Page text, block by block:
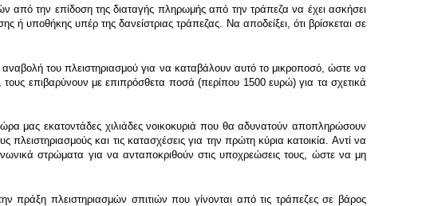
από την επίδοση της διαταγής πληρωμής από την τράπεζα να έχει ασκήσει
υποθήκης υπέρ της δανείστριας τράπεζας. Να αποδείξει, ότι βρίσκεται σε
αναβολή του πλειστηριασμού για να καταβάλουν αυτό το μικροποσό, ώστε να
επιβαρύνουν με επιπρόσθετα ποσά (περίπου 1500 ευρώ) για τα σχετικά
μας εκατοντάδες χιλιάδες νοικοκυριά που θα αδυνατούν αποπληρώσουν
και τις κατασχέσεις για την πρώτη κύρια κατοικία. Αντί να
στρώματα για να ανταποκριθούν στις υποχρεώσεις τους, ώστε να μη
πράξη πλειστηριασμών σπιτιών που γίνονται από τις τράπεζες σε βάρος